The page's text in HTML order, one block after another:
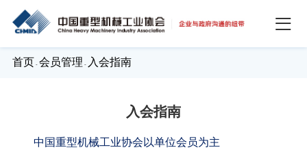
首页 - 会员管理 - 入会指南
入会指南
中国重型机械工业协会以单位会员为主